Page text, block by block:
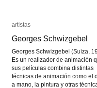
artistas
Georges Schwizgebel
Georges Schwizgebel (Suiza,
Es un realizador de animación
sus películas combina distintas
técnicas de animación como el
a mano, la pintura y otras
artistas
Georges Schwizgebel